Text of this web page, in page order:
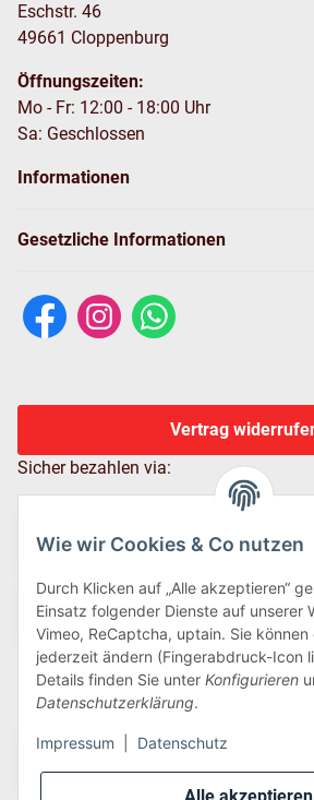
Wie wir Cookies & Co nutzen
Durch Klicken auf „Alle akzeptieren“
Einsatz folgender Dienste auf unserer
Vimeo, ReCaptcha, uptain. Sie können
jederzeit ändern (Fingerabdruck-Icon
Details finden Sie unter Konfigurieren
Datenschutzerklärung.
Impressum Datenschutz
Eschstr. 46
49661 Cloppenburg
Öffnungszeiten:
Mo - Fr: 12:00 - 18:00 Uhr
Sa: Geschlossen
Informationen
Gesetzliche Informationen
Vertrag
Sicher bezahlen via:
Wir versenden via: